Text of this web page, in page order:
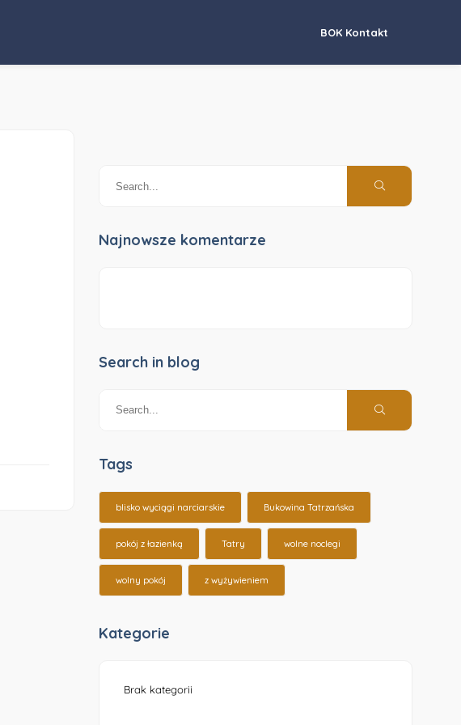
BOK Kontakt
Najnowsze komentarze
Search in blog
Tags
blisko wyciągi narciarskie Bukowina Tatrzańska
pokój z łazienką Tatry wolne noclegi
wolny pokój z wyżywieniem
Kategorie
Brak kategorii